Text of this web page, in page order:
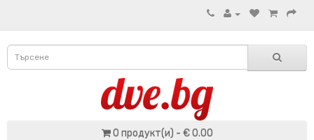
0 продукт(и) - € 0.00